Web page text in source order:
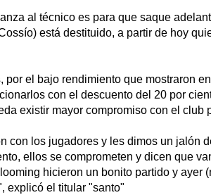
al técnico es para que saque
está destituido, a partir de hoy
por el bajo rendimiento que mostraron
con el descuento del 20 por
existir mayor compromiso con el club
con los jugadores y les dimos un jalón
ellos se comprometen y dicen que
hicieron un bonito partido y ayer
explicó el titular "santo"